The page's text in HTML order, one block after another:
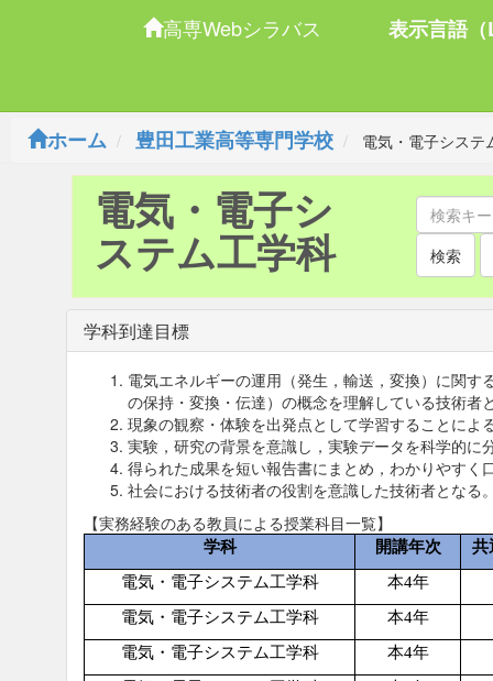
高専Webシラバス 表示言語
ホーム 豊田工業高等専門学校 電気・電子システ
電気・電子シ
ステム工学科 検索
学科到達目標
電気エネルギーの運用（発生，輸送，変換）に関
の保持・変換・伝達）の概念を理解している技術者
現象の観察・体験を出発点として学習することに
実験，研究の背景を意識し，実験データを科学的
得られた成果を短い報告書にまとめ，わかりやすく
社会における技術者の役割を意識した技術者となる
【実務経験のある教員による授業科目一覧】
学科 開講年次
共
電気・電子システム工学科
本4年
電気・電子システム工学科
本4年
電気・電子システム工学科
本4年